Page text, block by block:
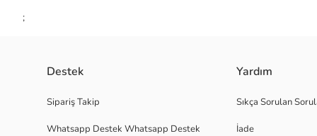
;
Destek
Sipariş Takip
Whatsapp Destek Whatsapp Destek
Yardım
Sıkça Sorulan
İade